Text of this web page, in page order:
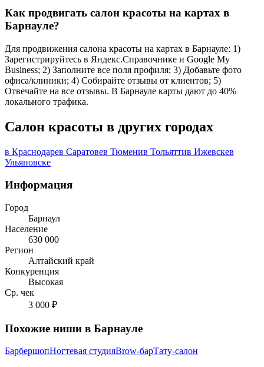
Как продвигать салон красоты на картах в
Барнауле?
Для продвижения салона красоты на картах в Барнауле: 1)
Зарегистрируйтесь в Яндекс.Справочнике и Google My
Business; 2) Заполните все поля профиля; 3) Добавьте фото
офиса/клиники; 4) Собирайте отзывы от клиентов; 5)
Отвечайте на все отзывы. В Барнауле карты дают до 40%
локального трафика.
Салон красоты в других городах
в Краснодарев Саратовев Тюменив Тольяттив Ижевскев
Ульяновске
Информация
Город
Барнаул
Население
630 000
Регион
Алтайский край
Конкуренция
Высокая
Ср. чек
3 000 ₽
Похожие ниши в Барнауле
БарбершопНогтевая студияBrow-барТату-салон